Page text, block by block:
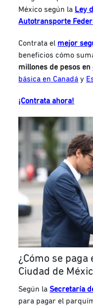
México según la Ley
Autotransporte
Contrata el mejor
beneficios cómo
millones de pesos en
básica en Canadá y
¡Contrata ahora!
¿Cómo se
Ciudad de
Según la Secretaría
para pagar el